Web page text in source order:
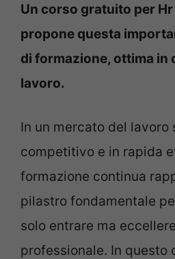
Un corso gratuito per
propone questa
di formazione, ottima in
lavoro.
In un mercato del lavoro
competitivo e in rapida
formazione continua
pilastro fondamentale
solo entrare ma
professionale. In questo